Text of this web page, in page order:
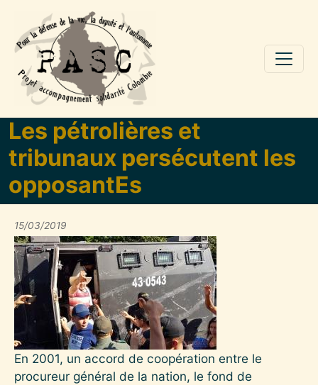
Aller au contenu principal
Les pétrolières et
tribunaux persécutent les
opposantEs
15/03/2019
En 2001, un accord de coopération entre le
procureur général de la nation, le fond de